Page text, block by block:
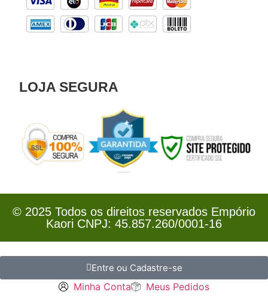
LOJA SEGURA
© 2025 Todos os direitos reservados Empório
Kaori CNPJ: 45.857.260/0001-16
Entre ou Cadastre-se
Minha Conta Meus Pedidos